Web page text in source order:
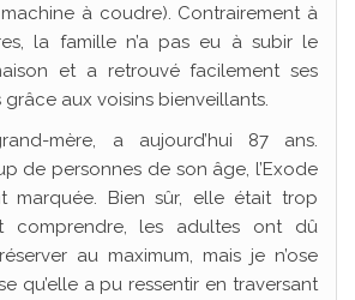
à coudre). Contrairement à
la famille n’a pas eu à subir le
et a retrouvé facilement ses
aux voisins bienveillants.
mère, a aujourd’hui 87 ans.
de personnes de son âge, l’Exode
marquée. Bien sûr, elle était trop
comprendre, les adultes ont dû
au maximum, mais je n’ose
qu’elle a pu ressentir en traversant